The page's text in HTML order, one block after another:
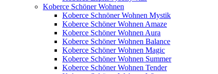
Koberce Schöner Wohnen
Koberce Schnöner Wohnen Mystik
Koberce Schöner Wohnen Amaze
Koberce Schöner Wohnen Aura
Koberce Schöner Wohnen Balance
Koberce Schöner Wohnen Magic
Koberce Schöner Wohnen Summer
Koberce Schöner Wohnen Tender